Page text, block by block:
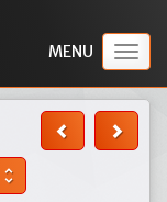
unfold_more